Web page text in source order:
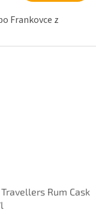
Frankovce z
Rum Cask